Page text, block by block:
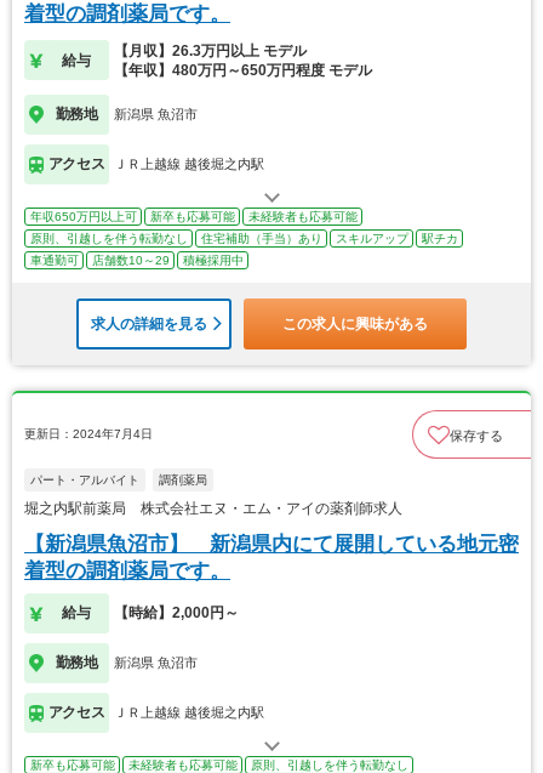
着型の調剤薬局です。
給与
【月収】26.3万円以上 モデル
【年収】480万円～650万円程度 モデル
勤務地 新潟県 魚沼市
アクセス ＪＲ上越線 越後堀之内駅
年収650万円以上可 新卒も応募可能
未経験者も応募可能
原則、引越しを伴う転勤なし
住宅補助（手当）あり スキルアップ
駅チカ
車通勤可
店舗数10～29 積極採用中
求人の詳細を見る この求人に興味がある
更新日：2024年7月4日 保存する
パート・アルバイト 調剤薬局
堀之内駅前薬局 株式会社エヌ・エム・アイの薬剤師求人
【新潟県魚沼市】 新潟県内にて展開している地元密
着型の調剤薬局です。
給与 【時給】2,000円～
勤務地 新潟県 魚沼市
アクセス ＪＲ上越線 越後堀之内駅
新卒も応募可能 未経験者も応募可能
原則、引越しを伴う転勤なし